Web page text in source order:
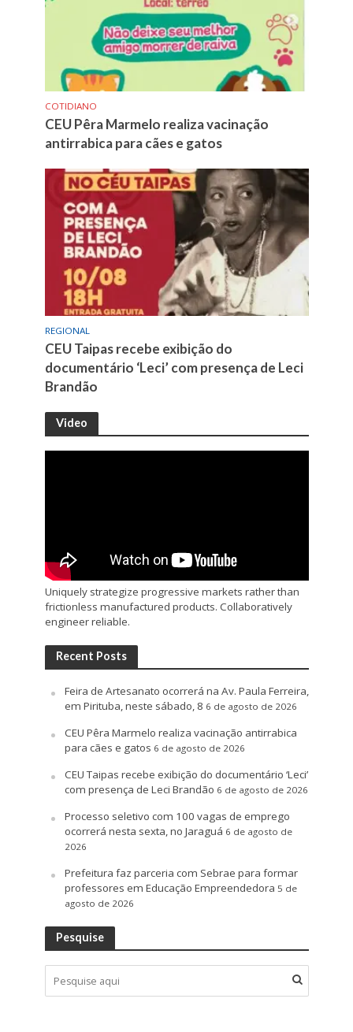
COTIDIANO
CEU Pêra Marmelo realiza vacinação
antirrabica para cães e gatos
REGIONAL
CEU Taipas recebe exibição do
documentário ‘Leci’ com presença de Leci
Brandão
Video
Uniquely strategize progressive markets rather than
frictionless manufactured products. Collaboratively
engineer reliable.
Recent Posts
Feira de Artesanato ocorrerá na Av. Paula Ferreira,
em Pirituba, neste sábado, 8 6 de agosto de 2026
CEU Pêra Marmelo realiza vacinação antirrabica
para cães e gatos 6 de agosto de 2026
CEU Taipas recebe exibição do documentário ‘Leci’
com presença de Leci Brandão 6 de agosto de 2026
Processo seletivo com 100 vagas de emprego
ocorrerá nesta sexta, no Jaraguá 6 de agosto de
2026
Prefeitura faz parceria com Sebrae para formar
professores em Educação Empreendedora 5 de
agosto de 2026
Pesquise